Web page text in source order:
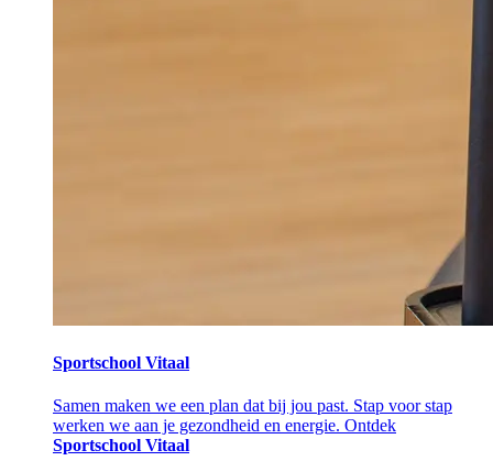
Sportschool Vitaal
Samen maken we een plan dat bij jou past. Stap voor stap
werken we aan je gezondheid en energie. Ontdek
Sportschool Vitaal